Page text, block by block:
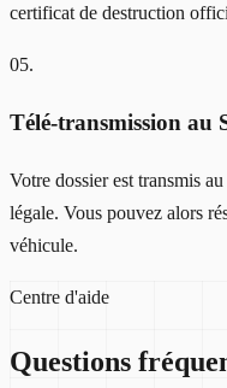
certificat de destruction
05.
Télé-transmission au
Votre dossier est transmis
légale. Vous pouvez alors
véhicule.
Centre d'aide
Questions